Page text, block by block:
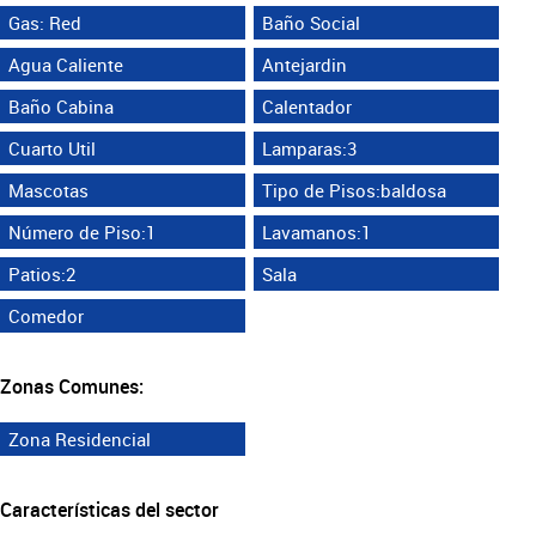
Gas: Red
Baño Social
Agua Caliente
Antejardin
Baño Cabina
Calentador
Cuarto Util
Lamparas:3
Mascotas
Tipo de Pisos:baldosa
Número de Piso:1
Lavamanos:1
Patios:2
Sala
Comedor
Zonas Comunes:
Zona Residencial
Características del sector